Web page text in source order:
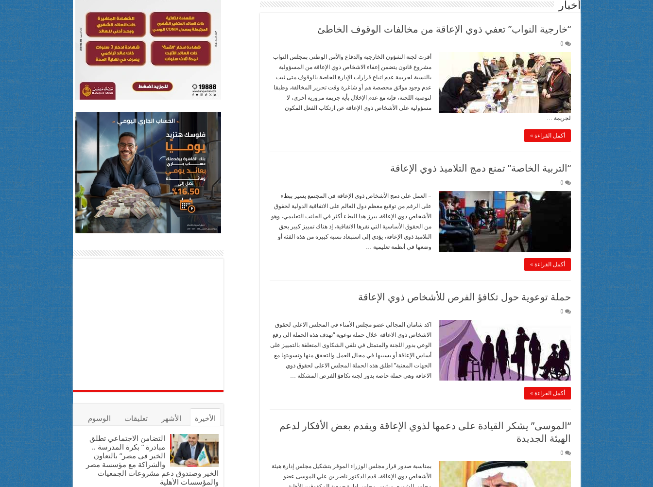
أخبار
“خارجية النواب” تعفي ذوي الإعاقة من مخالفات الوقوف الخاطئ
0
أقرت لجنة الشؤون الخارجية والدفاع والأمن الوطني بمجلس النواب
مشروع قانون يتضمن إعفاء الاشخاص ذوي الإعاقة من المسؤولية
بالنسبة لجريمة عدم اتباع قرارات الإدارة الخاصة بالوقوف متى ثبت
عدم وجود مواثق مخصصة هم أو شاغرة وقت تحرير المخالفة. وطبقا
لتوصية اللجنة، فإنه مع عدم الإخلال بأية جريمة مرورية أخرى، لا
مسؤولية على الأشخاص ذوي الإعاقة عن ارتكاب الفعل المكون
لجريمة …
أكمل القراءة »
“التربية الخاصة” تمنع دمج التلاميذ ذوي الإعاقة
0
– العمل على دمج الأشخاص ذوي الإعاقة في المجتمع يسير ببطء
على الرغم من توقيع معظم دول العالم على الاتفاقية الدولية لحقوق
الأشخاص ذوي الإعاقة. يبرز هذا البطء أكثر في الجانب التعليمي، وهو
من الحقوق الأساسية التي تقرها الاتفاقية، إذ هناك تمييز كبير بحق
التلاميذ ذوي الإعاقة، يؤدي إلى استبعاد نسبة كبيرة من هذه الفئة أو
وضعها في أنظمة تعليمية …
أكمل القراءة »
حملة توعوية حول تكافؤ الفرص للأشخاص ذوي الإعاقة
0
اكد شامان المجالي عضو مجلس الأمناء في المجلس الاعلى لحقوق
الاشخاص ذوي الاعاقة خلال حملة توعوية “تهدف هذه الحملة الى رفع
الوعي بدور اللجنة والمتمثل في تلقي الشكاوى المتعلقة بالتمييز على
أساس الإعاقة أو بسببها في مجال العمل والتحقق منها وتسويتها مع
الجهات المعنية” اطلق هذه الحملة المجلس الاعلى لحقوق ذوي
الاعاقة وهي حملة خاصة بدور لجنة تكافؤ الفرص المشكلة …
أكمل القراءة »
“الموسى” يشكر القيادة على دعمها لذوي الإعاقة ويقدم بعض الأفكار لدعم
الهيئة الجديدة
0
بمناسبة صدور قرار مجلس الوزراء الموقر بتشكيل مجلس إدارة هيئة
الأشخاص ذوي الإعاقة، قدم الدكتور ناصر بن علي الموسى عضو
الأخيرة الأشهر تعليقات الوسوم
التضامن الاجتماعي تطلق
مبادرة ” بكرة المدرسة ..
الخير في مصر” بالتعاون
والشراكة مع مؤسسة مصر
الخير وصندوق دعم مشروعات الجمعيات
والمؤسسات الأهلية